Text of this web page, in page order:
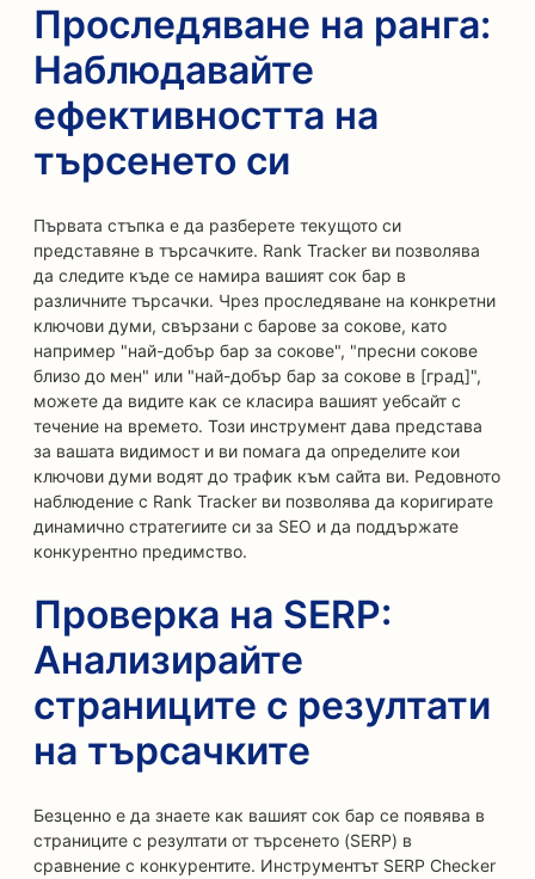
Проследяване на ранга:
Наблюдавайте
ефективността на
търсенето си
Първата стъпка е да разберете текущото си
представяне в търсачките. Rank Tracker ви позволява
да следите къде се намира вашият сок бар в
различните търсачки. Чрез проследяване на конкретни
ключови думи, свързани с барове за сокове, като
например "най-добър бар за сокове", "пресни сокове
близо до мен" или "най-добър бар за сокове в [град]",
можете да видите как се класира вашият уебсайт с
течение на времето. Този инструмент дава представа
за вашата видимост и ви помага да определите кои
ключови думи водят до трафик към сайта ви. Редовното
наблюдение с Rank Tracker ви позволява да коригирате
динамично стратегиите си за SEO и да поддържате
конкурентно предимство.
Проверка на SERP:
Анализирайте
страниците с резултати
на търсачките
Безценно е да знаете как вашият сок бар се появява в
страниците с резултати от търсенето (SERP) в
сравнение с конкурентите. Инструментът SERP Checker